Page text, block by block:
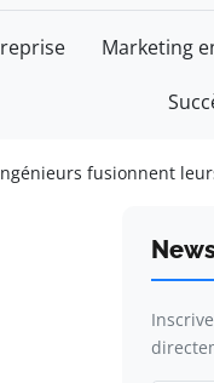
Marketing
fusionnent